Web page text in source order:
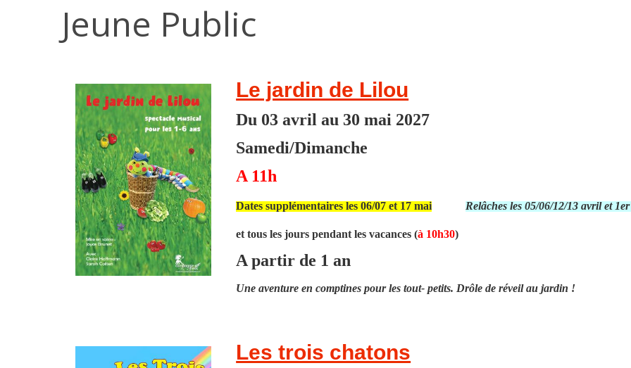
Jeune Public
Le jardin de Lilou
Du 03 avril au 30 mai 2027
Samedi/Dimanche
A 11h
Dates supplémentaires les 06/07 et 17 mai Relâches les 05/06/12/13 avril et
et tous les jours pendant les vacances (à 10h30)
A partir de 1 an
Une aventure en comptines pour les tout- petits. Drôle de réveil au jardin !
Les trois chatons